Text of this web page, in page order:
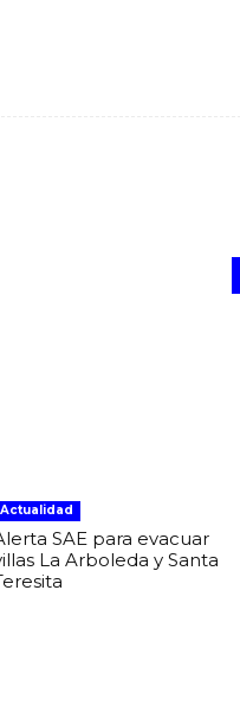
Actualidad
SAE para evacuar
La Arboleda y Santa